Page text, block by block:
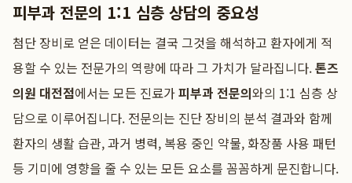
피부과 전문의 1:1 심층 상담의 중요성
첨단 장비로 얻은 데이터는 결국 그것을 해석하고 환자에게 적
용할 수 있는 전문가의 역량에 따라 그 가치가 달라집니다.톤즈
의원 대전점에서는 모든 진료가피부과 전문의와의 1:1 심층 상
담으로 이루어집니다. 전문의는 진단 장비의 분석 결과와 함께
환자의 생활 습관, 과거 병력, 복용 중인 약물, 화장품 사용 패턴
등 기미에 영향을 줄 수 있는 모든 요소를 꼼꼼하게 문진합니다.